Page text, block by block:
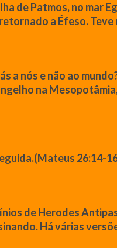
de Patmos, no mar
a Éfeso.
a nós e não ao
na
Mateus 26:14-
de Herodes
Há várias